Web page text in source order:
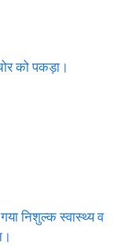
को पकड़ा।
निशुल्क स्वास्थ्य व